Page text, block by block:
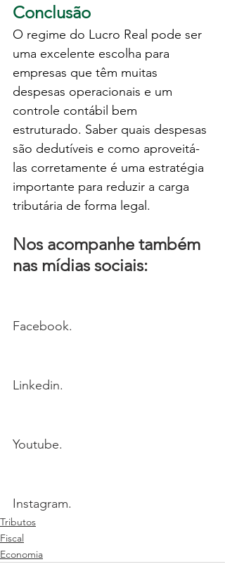
Conclusão
O regime do Lucro Real pode ser
uma excelente escolha para
empresas que têm muitas
despesas operacionais e um
controle contábil bem
estruturado. Saber quais despesas
são dedutíveis e como aproveitá-
las corretamente é uma estratégia
importante para reduzir a carga
tributária de forma legal.
Nos acompanhe também
nas mídias sociais:
Facebook.
Linkedin.
Youtube.
Instagram.
Tributos
Fiscal
Economia